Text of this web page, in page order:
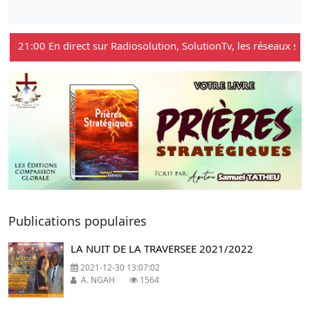
En direct sur Radiosolution, SolutionTv, les réseaux
Previous Next
Publications populaires
LA NUIT DE LA TRAVERSEE 2021/2022
2021-12-30 13:07:02
A. NGAH
1564